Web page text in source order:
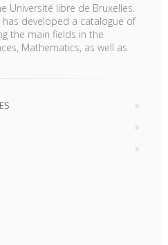
Université libre de Bruxelles.
developed a catalogue of
the main fields in the
Mathematics, as well as